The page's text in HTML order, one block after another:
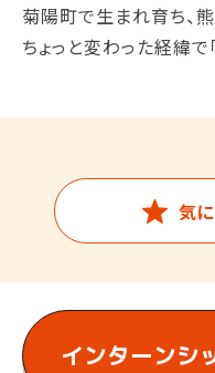
菊陽町で生まれ育ち、
ちょっと変わった経緯で
気
インターンシ